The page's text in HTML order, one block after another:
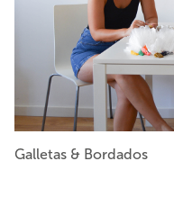
Galletas & Bordados